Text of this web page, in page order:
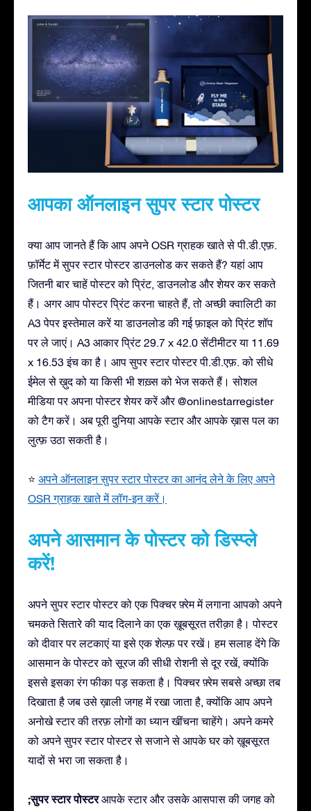
आपका ऑनलाइन सुपर स्टार पोस्टर
क्या आप जानते हैं कि आप अपने OSR ग्राहक खाते से पी.डी.एफ़.
फ़ॉर्मेट में सुपर स्टार पोस्टर डाउनलोड कर सकते हैं? यहां आप
जितनी बार चाहें पोस्टर को प्रिंट, डाउनलोड और शेयर कर सकते
हैं। अगर आप पोस्टर प्रिंट करना चाहते हैं, तो अच्छी क्वालिटी का
A3 पेपर इस्तेमाल करें या डाउनलोड की गई फ़ाइल को प्रिंट शॉप
पर ले जाएं। A3 आकार प्रिंट 29.7 x 42.0 सेंटीमीटर या 11.69
x 16.53 इंच का है। आप सुपर स्टार पोस्टर पी.डी.एफ़. को सीधे
ईमेल से ख़ुद को या किसी भी शख़्स को भेज सकते हैं। सोशल
मीडिया पर अपना पोस्टर शेयर करें और @onlinestarregister
को टैग करें। अब पूरी दुनिया आपके स्टार और आपके ख़ास पल का
लुत्फ़ उठा सकती है।
⭐ अपने ऑनलाइन सुपर स्टार पोस्टर का आनंद लेने के लिए अपने
OSR ग्राहक खाते में लॉग-इन करें।
अपने आसमान के पोस्टर को डिस्प्ले
करें!
अपने सुपर स्टार पोस्टर को एक पिक्चर फ़्रेम में लगाना आपको अपने
चमकते सितारे की याद दिलाने का एक ख़ूबसूरत तरीक़ा है। पोस्टर
को दीवार पर लटकाएं या इसे एक शेल्फ़ पर रखें। हम सलाह देंगे कि
आसमान के पोस्टर को सूरज की सीधी रोशनी से दूर रखें, क्योंकि
इससे इसका रंग फीका पड़ सकता है। पिक्चर फ़्रेम सबसे अच्छा तब
दिखाता है जब उसे ख़ाली जगह में रखा जाता है, क्योंकि आप अपने
अनोखे स्टार की तरफ़ लोगों का ध्यान खींचना चाहेंगे। अपने कमरे
को अपने सुपर स्टार पोस्टर से सजाने से आपके घर को ख़ूबसूरत
यादों से भरा जा सकता है।
;सुपर स्टार पोस्टरआपके स्टार और उसके आसपास की जगह को